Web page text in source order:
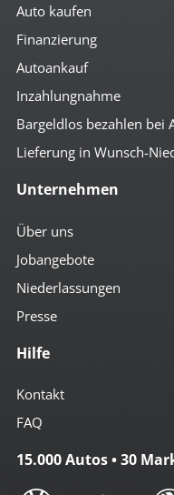
Auto kaufen
Finanzierung
Autoankauf
Inzahlungnahme
Bargeldlos bezahlen bei
Lieferung in Wunsch-
Unternehmen
Über uns
Jobangebote
Niederlassungen
Presse
Hilfe
Kontakt
FAQ
15.000 Autos • 30